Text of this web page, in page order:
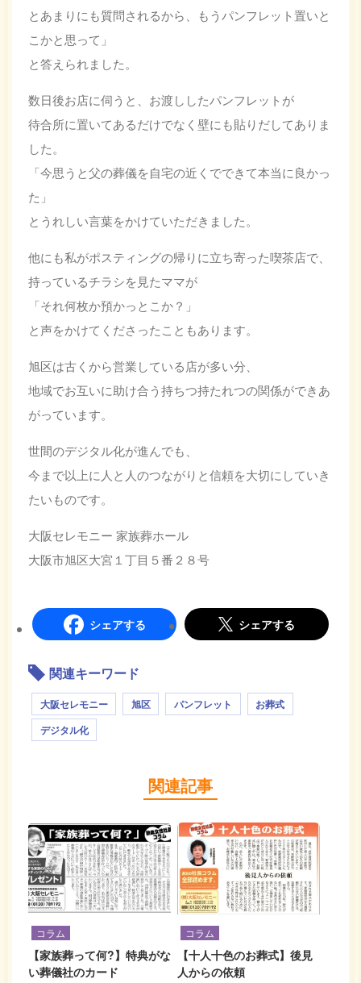
とあまりにも質問されるから、もうパンフレット置いと
こかと思って」
と答えられました。
数日後お店に伺うと、お渡ししたパンフレットが
待合所に置いてあるだけでなく壁にも貼りだしてありま
した。
「今思うと父の葬儀を自宅の近くでできて本当に良かっ
た」
とうれしい言葉をかけていただきました。
他にも私がポスティングの帰りに立ち寄った喫茶店で、
持っているチラシを見たママが
「それ何枚か預かっとこか？」
と声をかけてくださったこともあります。
旭区は古くから営業している店が多い分、
地域でお互いに助け合う持ちつ持たれつの関係ができあ
がっています。
世間のデジタル化が進んでも、
今まで以上に人と人のつながりと信頼を大切にしていき
たいものです。
大阪セレモニー 家族葬ホール
大阪市旭区大宮１丁目５番２８号
シェアする シェアする
関連キーワード
大阪セレモニー 旭区 パンフレット
お葬式
デジタル化
関連記事
コラム
【家族葬って何?】特典がな
い葬儀社のカード
コラム
【十人十色のお葬式】後見
人からの依頼